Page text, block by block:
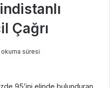
Çağrı
okuma süresi